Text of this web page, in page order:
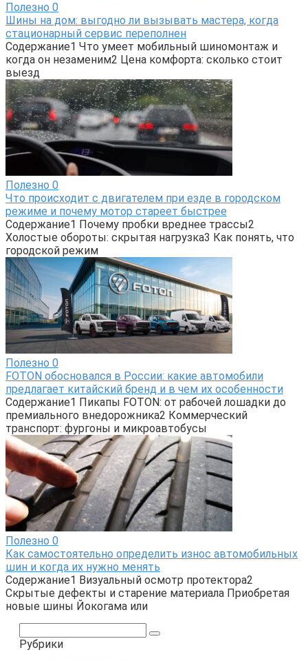
Полезно 0
Шины на дом: выгодно ли вызывать мастера, когда
стационарный сервис переполнен
Содержание1 Что умеет мобильный шиномонтаж и
когда он незаменим2 Цена комфорта: сколько стоит
выезд
Полезно 0
Что происходит с двигателем при езде в городском
режиме и почему мотор стареет быстрее
Содержание1 Почему пробки вреднее трассы2
Холостые обороты: скрытая нагрузка3 Как понять, что
городской режим
Полезно 0
FOTON обосновался в России: какие автомобили
предлагает китайский бренд и в чем их особенности
Содержание1 Пикапы FOTON: от рабочей лошадки до
премиального внедорожника2 Коммерческий
транспорт: фургоны и микроавтобусы
Полезно 0
Как самостоятельно определить износ автомобильных
шин и когда их нужно менять
Содержание1 Визуальный осмотр протектора2
Скрытые дефекты и старение материала Приобретая
новые шины Йокогама или
Рубрики